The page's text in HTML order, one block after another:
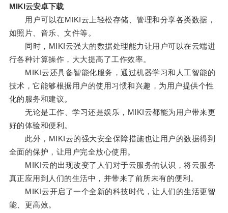
MIKI云安卓下载
用户可以在MIKI云上轻松存储、管理和分享各类数据，
如照片、音乐、文件等。
同时，MIKI云强大的数据处理能力让用户可以在云端进
行各种计算操作，大大提高了工作效率。
MIKI云还具备智能化服务，通过机器学习和人工智能的
技术，它能够根据用户的使用习惯和兴趣，为用户提供个性
化的服务和建议。
无论是工作、学习还是娱乐，MIKI云都能为用户带来更
好的体验和便利。
此外，MIKI云的强大安全保障措施也让用户的数据得到
全面的保护，让用户完全放心使用。
MIKI云的出现改变了人们对于云服务的认识，将云服务
真正应用到人们的生活中，并带来了前所未有的便利。
MIKI云开启了一个全新的科技时代，让人们的生活更智
能、更高效。